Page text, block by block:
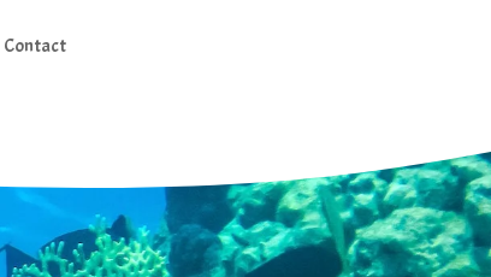
Contact